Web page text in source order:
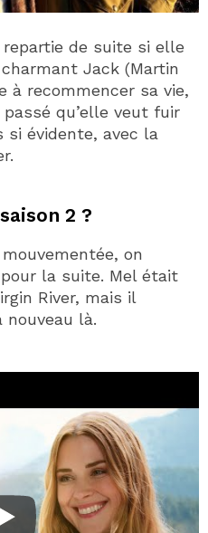
de suite si elle
Jack (Martin
à recommencer sa vie,
qu’elle veut fuir
si évidente, avec la
2 ?
on
la suite. Mel était
River, mais il
nouveau là.